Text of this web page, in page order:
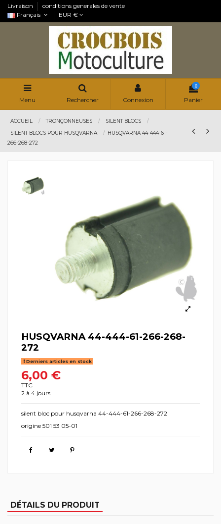
Livraison
conditions generales de vente
Français
EUR €
Menu Rechercher Connexion
0
Panier
ACCUEIL TRONÇONNEUSES
SILENT BLOCS
SILENT BLOCS POUR HUSQVARNA
HUSQVARNA 44-444-61-
266-268-272
HUSQVARNA 44-444-61-266-268-
272
Derniers articles en stock
6,00 €
TTC
2 à 4 jours
silent bloc pour husqvarna 44-444-61-266-268-272
origine 501 53 05-01
DÉTAILS DU PRODUIT